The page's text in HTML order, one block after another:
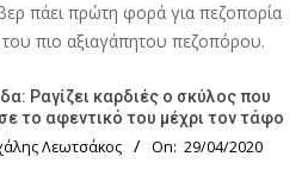
πάει πρώτη φορά για πεζοπορία
του πιο αξιαγάπητου πεζοπόρου.
Ραγίζει καρδιές ο σκύλος που
το αφεντικό του μέχρι τον τάφο
Λεωτσάκος On: 29/04/2020